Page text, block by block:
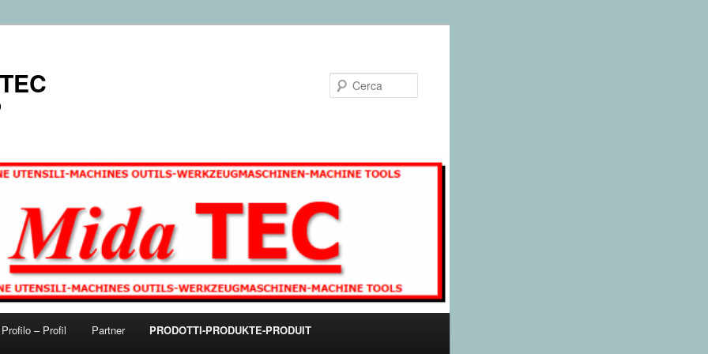
Profilo – Profil Partner PRODOTTI-PRODUKTE-PRODUIT